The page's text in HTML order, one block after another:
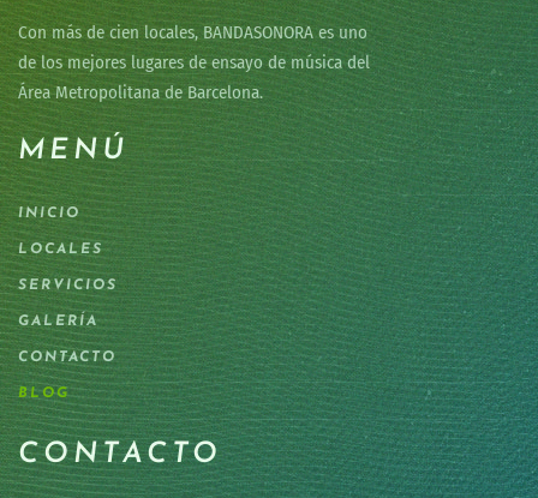
Con más de cien locales, BANDASONORA es uno
de los mejores lugares de ensayo de música del
Área Metropolitana de Barcelona.
MENÚ
INICIO
LOCALES
SERVICIOS
GALERÍA
CONTACTO
BLOG
CONTACTO